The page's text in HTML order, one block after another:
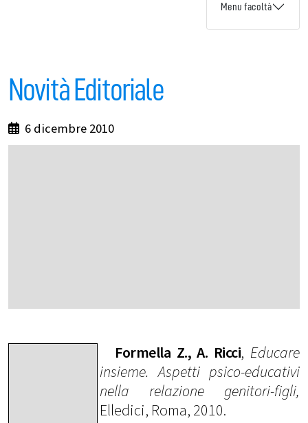
Menu facoltà
Novità Editoriale
6 dicembre 2010
Formella Z., A. Ricci, Educare
insieme. Aspetti psico-educativi
nella relazione genitori-figli,
Elledici, Roma, 2010.